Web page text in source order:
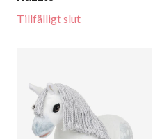
Tillfälligt slut